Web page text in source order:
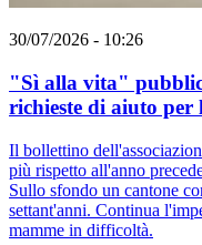
30/07/2026 - 10:26
"Sì alla vita"
richieste di aiuto per
Il bollettino
più rispetto all'anno
Sullo sfondo un cantone
settant'anni. Continua
mamme in difficoltà.